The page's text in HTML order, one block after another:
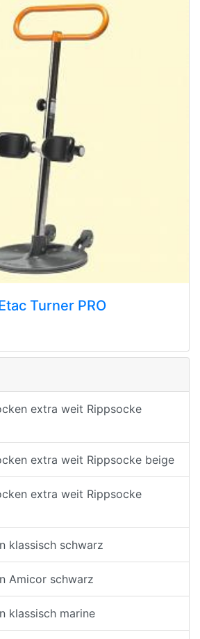
Turner PRO
extra weit Rippsocke
extra weit Rippsocke beige
extra weit Rippsocke
klassisch schwarz
Amicor schwarz
klassisch marine